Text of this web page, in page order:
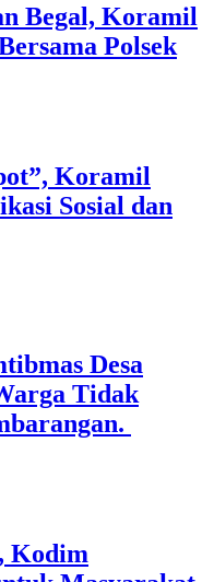
Begal, Koramil
Polsek
Koramil
Sosial dan
Desa
Tidak
Kodim